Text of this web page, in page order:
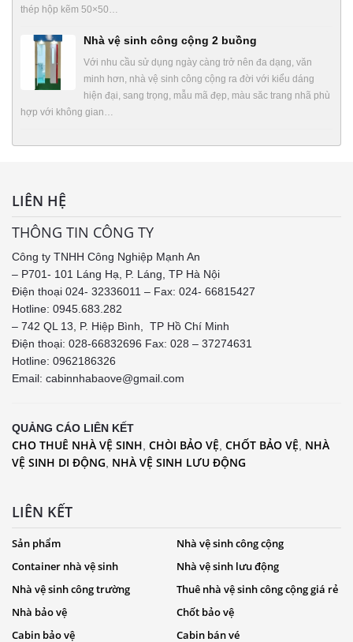
thép hộp kẽm 50×50…
Nhà vệ sinh công cộng 2 buồng
Với nhu cầu sử dụng ngày càng trở nên đa dạng, văn
minh hơn, nhà vệ sinh công cộng ra đời với kiểu dáng
hiện đại, sang trọng, mẫu mã đẹp, màu săc trang nhã phù
hợp với không gian…
LIÊN HỆ
THÔNG TIN CÔNG TY
Công ty TNHH Công Nghiệp Mạnh An
– P701- 101 Láng Hạ, P. Láng, TP Hà Nội
Điện thoại 024- 32336011 – Fax: 024- 66815427
Hotline: 0945.683.282
– 742 QL 13, P. Hiệp Bình, TP Hồ Chí Minh
Điện thoại: 028-66832696 Fax: 028 – 37274631
Hotline: 0962186326
Email: cabinnhabaove@gmail.com
QUẢNG CÁO LIÊN KẾT
CHO THUÊ NHÀ VỆ SINH CHÒI BẢO VỆ CHỐT BẢO VỆ NHÀ
VỆ SINH DI ĐỘNG NHÀ VỆ SINH LƯU ĐỘNG
LIÊN KẾT
Sản phẩm
Nhà vệ sinh công cộng
Container nhà vệ sinh
Nhà vệ sinh lưu động
Nhà vệ sinh công trường
Thuê nhà vệ sinh công cộng giá rẻ
Nhà bảo vệ
Chốt bảo vệ
Cabin bảo vệ
Cabin bán vé